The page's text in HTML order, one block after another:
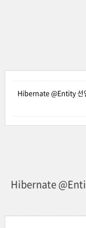
Hibernate @Entity 선
Hibernate